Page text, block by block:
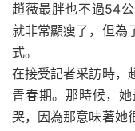
趙薇最胖也不過54
就非常顯瘦了，但為
式。
在接受記者采訪時，
青春期。那時候，
哭，因為那意味著她